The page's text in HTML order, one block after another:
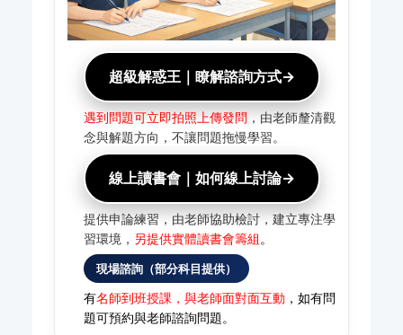
超級解惑王｜瞭解諮詢方式→
遇到問題可立即拍照上傳發問 ，由老師釐清觀
念與解題方向，不讓問題拖慢學習。
線上讀書會｜如何線上討論→
提供申論練習，由老師協助檢討，建立專注學
習環境， 另提供實體讀書會籌組 。
現場諮詢（部分科目提供）
有名師到班授課，與老師面對面互動 ，如有問
題可預約與老師諮詢問題。